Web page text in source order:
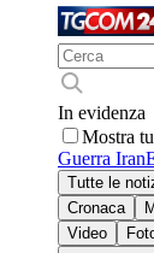
In evidenza
Mostra
Guerra Iran
Tutte le
Cronaca
Video